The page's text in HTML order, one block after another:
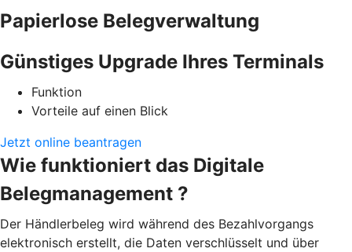
Papierlose Belegverwaltung
Günstiges Upgrade Ihres Terminals
Funktion
Vorteile auf einen Blick
Jetzt online beantragen
Wie funktioniert das Digitale
Belegmanagement ?
Der Händlerbeleg wird während des Bezahlvorgangs
elektronisch erstellt, die Daten verschlüsselt und über